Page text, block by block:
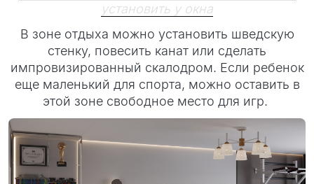
установить у окна
В зоне отдыха можно установить шведскую
стенку, повесить канат или сделать
импровизированный скалодром. Если ребенок
еще маленький для спорта, можно оставить в
этой зоне свободное место для игр.